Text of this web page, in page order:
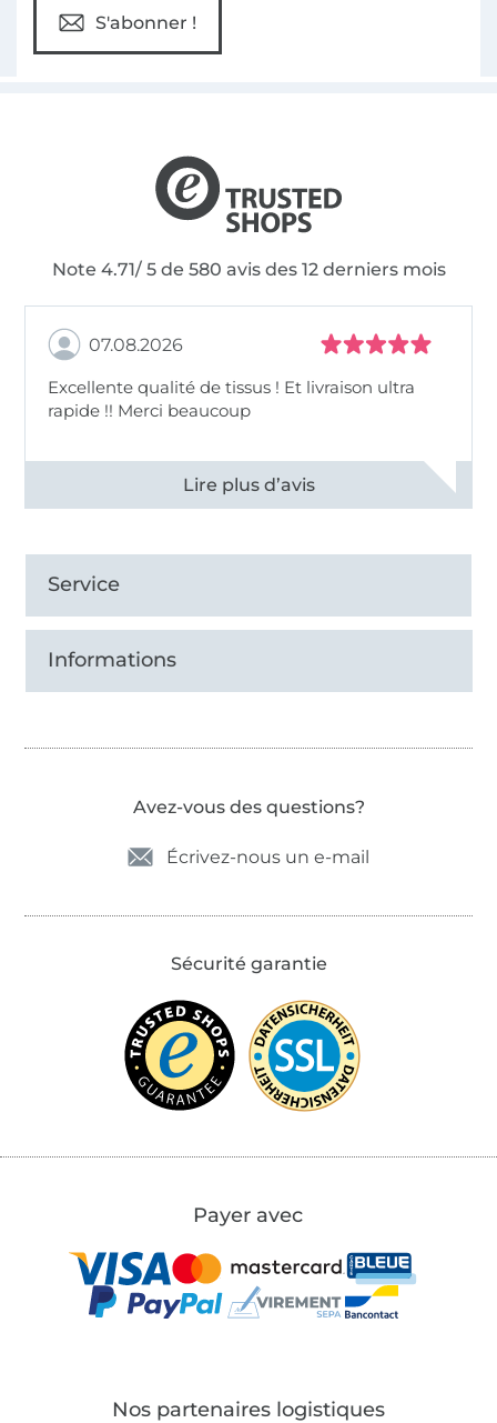
S'abonner !
Note 4.71/ 5 de 580 avis des 12 derniers mois
07.08.2026
Excellente qualité de tissus ! Et livraison ultra
rapide !! Merci beaucoup
Voir tous les 11496 commentaires
Service
Informations
Avez-vous des questions?
Écrivez-nous un e-mail
Sécurité garantie
Payer avec
Nos partenaires logistiques